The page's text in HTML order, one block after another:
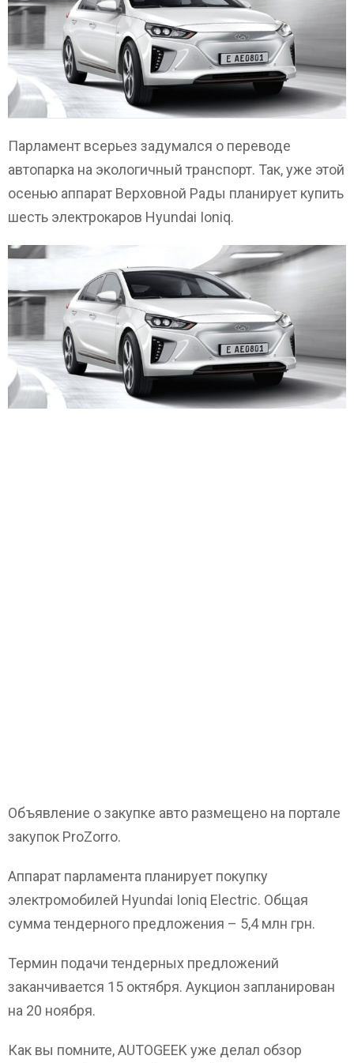
Парламент всерьез задумался о переводе
автопарка на экологичный транспорт. Так, уже этой
осенью аппарат Верховной Рады планирует купить
шесть электрокаров Hyundai Ioniq.
Объявление о закупке авто размещено на портале
закупок ProZorro.
Аппарат парламента планирует покупку
электромобилей Hyundai Ioniq Electric. Общая
сумма тендерного предложения – 5,4 млн грн.
Термин подачи тендерных предложений
заканчивается 15 октября. Аукцион запланирован
на 20 ноября.
Как вы помните, AUTOGEEK уже делал обзор